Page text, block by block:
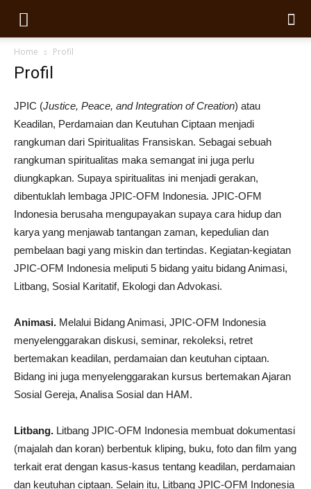
Home Profil
Profil
JPIC (Justice, Peace, and Integration of Creation) atau
Keadilan, Perdamaian dan Keutuhan Ciptaan menjadi
rangkuman dari Spiritualitas Fransiskan. Sebagai sebuah
rangkuman spiritualitas maka semangat ini juga perlu
diungkapkan. Supaya spiritualitas ini menjadi gerakan,
dibentuklah lembaga JPIC-OFM Indonesia. JPIC-OFM
Indonesia berusaha mengupayakan supaya cara hidup dan
karya yang menjawab tantangan zaman, kepedulian dan
pembelaan bagi yang miskin dan tertindas. Kegiatan-kegiatan
JPIC-OFM Indonesia meliputi 5 bidang yaitu bidang Animasi,
Litbang, Sosial Karitatif, Ekologi dan Advokasi.
Animasi. Melalui Bidang Animasi, JPIC-OFM Indonesia
menyelenggarakan diskusi, seminar, rekoleksi, retret
bertemakan keadilan, perdamaian dan keutuhan ciptaan.
Bidang ini juga menyelenggarakan kursus bertemakan Ajaran
Sosial Gereja, Analisa Sosial dan HAM.
Litbang. Litbang JPIC-OFM Indonesia membuat dokumentasi
(majalah dan koran) berbentuk kliping, buku, foto dan film yang
terkait erat dengan kasus-kasus tentang keadilan, perdamaian
dan keutuhan ciptaan. Selain itu, Litbang JPIC-OFM Indonesia